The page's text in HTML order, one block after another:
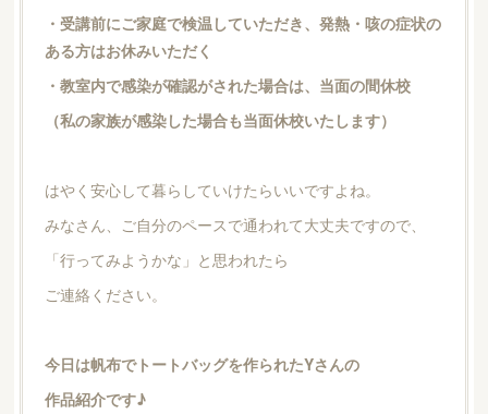
・受講前にご家庭で検温していただき、発熱・咳の症状の
ある方はお休みいただく
・教室内で感染が確認がされた場合は、当面の間休校
（私の家族が感染した場合も当面休校いたします）
はやく安心して暮らしていけたらいいですよね。
みなさん、ご自分のペースで通われて大丈夫ですので、
「行ってみようかな」と思われたら
ご連絡ください。
今日は帆布でトートバッグを作られたYさんの
作品紹介です♪